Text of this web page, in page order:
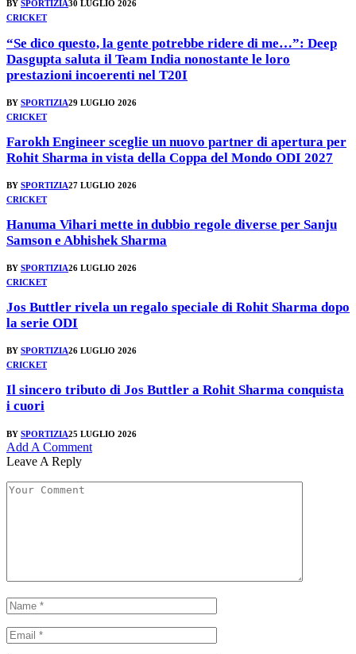
BY SPORTIZIA30 LUGLIO 2026
CRICKET
“Se dico questo, la gente potrebbe ridere di me…”: Deep
Dasgupta saluta il Team India nonostante le loro
prestazioni incoerenti nel T20I
BY SPORTIZIA29 LUGLIO 2026
CRICKET
Farokh Engineer sceglie un nuovo partner di apertura per
Rohit Sharma in vista della Coppa del Mondo ODI 2027
BY SPORTIZIA27 LUGLIO 2026
CRICKET
Hanuma Vihari mette in dubbio regole diverse per Sanju
Samson e Abhishek Sharma
BY SPORTIZIA26 LUGLIO 2026
CRICKET
Jos Buttler rivela un regalo speciale di Rohit Sharma dopo
la serie ODI
BY SPORTIZIA26 LUGLIO 2026
CRICKET
Il sincero tributo di Jos Buttler a Rohit Sharma conquista
i cuori
BY SPORTIZIA25 LUGLIO 2026
Add A Comment
Leave A Reply